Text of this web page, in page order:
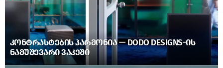
ᲙᲝᲜᲢᲠᲐᲡᲢᲔᲑᲘᲡ ᲰᲐᲠᲛᲝᲜᲘᲐ — DODO DESIGNS-ᲘᲡ
ᲜᲐᲛᲣᲨᲔᲕᲐᲠᲘ ᲕᲐᲙᲔᲨᲘ